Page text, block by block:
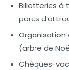
Billetteries à
parcs
Organisation
(arbre de
Chèques-